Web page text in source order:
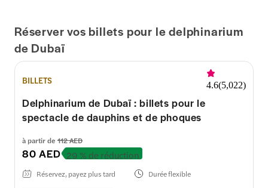
Réserver vos billets pour le delphinarium
de Dubaï
BILLETS 4.6(5,022)
Delphinarium de Dubaï : billets pour le
spectacle de dauphins et de phoques
à partir de 112 AED
80 AED 29 % de réduction
Réservez, payez plus tard Durée flexible